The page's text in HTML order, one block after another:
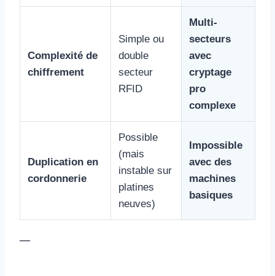
Complexité de
chiffrement
Simple ou
double
secteur
RFID
Multi-
secteurs
avec
cryptage
pro
complexe
Duplication en
cordonnerie
Possible
(mais
instable sur
platines
neuves)
Impossible
avec des
machines
basiques
—